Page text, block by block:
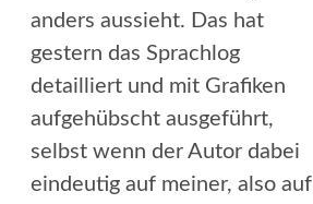
anders aussieht. Das hat
gestern das Sprachlog
detailliert und mit Grafiken
aufgehübscht ausgeführt,
selbst wenn der Autor dabei
eindeutig auf meiner, also auf